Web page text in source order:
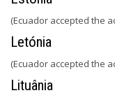
(Ecuador accepted the
Letónia
(Ecuador accepted the
Lituânia